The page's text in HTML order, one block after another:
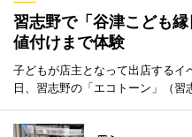
習志野で「谷津こども
値付けまで体験
子どもが店主となって出店する
日、習志野の「エコトーン」（習